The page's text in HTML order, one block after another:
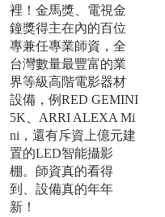
裡！金馬獎、電視金
鐘獎得主在內的百位
專兼任專業師資，全
台灣數量最豐富的業
界等級高階電影器材
設備，例RED GEMINI
5K、ARRI ALEXA Mi
ni，還有斥資上億元建
置的LED智能攝影
棚。師資真的看得
到、設備真的年年
新！